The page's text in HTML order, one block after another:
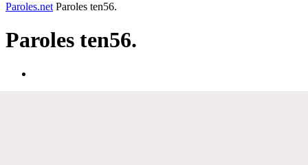
Paroles.net Paroles ten56.
Paroles ten56.